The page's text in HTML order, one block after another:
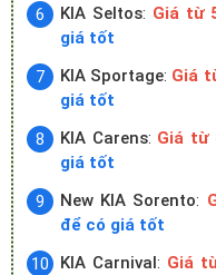
KIA Seltos: Giá từ
giá tốt
KIA Sportage: Giá
giá tốt
KIA Carens: Giá từ
giá tốt
New KIA Sorento:
để có giá tốt
KIA Carnival: Giá